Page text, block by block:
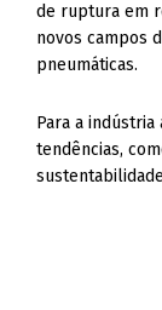
de ruptura em
novos campos
pneumáticas.
Para a
tendências,